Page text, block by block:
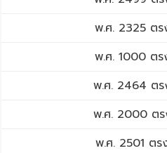
พ.ศ. 2325 ต
พ.ศ. 1000 ต
พ.ศ. 2464 ต
พ.ศ. 2000 ต
พ.ศ. 2501 ต